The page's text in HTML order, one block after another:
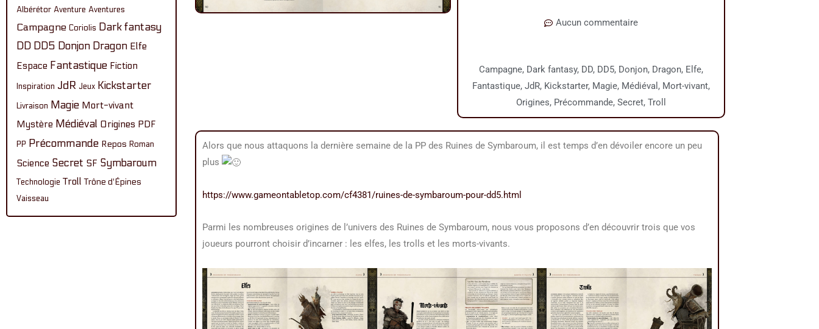
Albérétor Aventure Aventures
Campagne Coriolis Dark fantasy
DD DD5 Donjon Dragon Elfe
Espace Fantastique Fiction
Inspiration JdR Jeux Kickstarter
Livraison Magie Mort-vivant
Mystère Médiéval Origines PDF
PP Précommande Repos Roman
Science Secret SF Symbaroum
Technologie Troll Trône d'Épines
Vaisseau
Aucun commentaire
Campagne, Dark fantasy, DD, DD5, Donjon, Dragon, Elfe,
Fantastique, JdR, Kickstarter, Magie, Médiéval , Mort-vivant,
Origines, Précommande, Secret, Troll
Alors que nous attaquons la dernière semaine de la PP des Ruines de Symbaroum, il est temps d’en dévoiler encore un peu
plus
https://www.gameontabletop.com/cf4381/ruines-de-symbaroum-pour-dd5.html
Parmi les nombreuses origines de l’univers des Ruines de Symbaroum, nous vous proposons d’en découvrir trois que vos
joueurs pourront choisir d’incarner : les elfes, les trolls et les morts-vivants.